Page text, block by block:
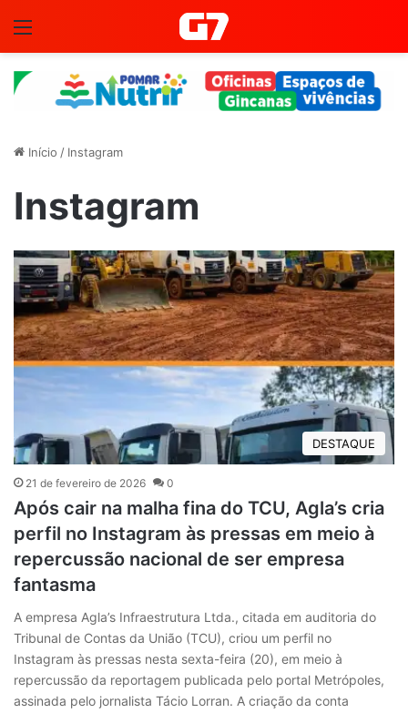
Início / Instagram
Instagram
DESTAQUE
21 de fevereiro de 2026 0
Após cair na malha fina do TCU, Agla’s cria
perfil no Instagram às pressas em meio à
repercussão nacional de ser empresa
fantasma
A empresa Agla’s Infraestrutura Ltda., citada em auditoria do
Tribunal de Contas da União (TCU), criou um perfil no
Instagram às pressas nesta sexta-feira (20), em meio à
repercussão da reportagem publicada pelo portal Metrópoles,
assinada pelo jornalista Tácio Lorran. A criação da conta